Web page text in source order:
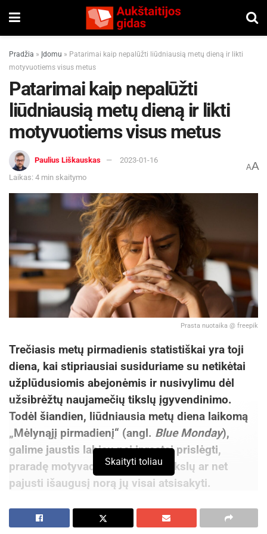
Pradžia » Įdomu » Patarimai kaip nepalūžti liūdniausią metų dieną ir likti
motyvuotiems visus metus
Patarimai kaip nepalūžti
liūdniausią metų dieną ir likti
motyvuotiems visus metus
Paulius Liškauskas
2023-01-16
Laikas: 4 min skaitymo
AA
Prasta nuotaika @ freepik
Trečiasis metų pirmadienis statistiškai yra toji
diena, kai stipriausiai susiduriame su netikėtai
užplūdusiomis abejonėmis ir nusivylimu dėl
užsibrėžtų naujamečių tikslų įgyvendinimo.
Todėl šiandien, liūdniausia metų diena laikomą
„Mėlynąjį pirmadienį“ (angl. Blue Monday),
galime jaustis labiau nei įprastai prislėgti,
praradę motyvaciją siekti savo tikslų ar net
pajusti išaugusį norą jų visai atsisakyti.
svarbu imtis, kad ne tik lengviau išbūtume
Skaityti toliau